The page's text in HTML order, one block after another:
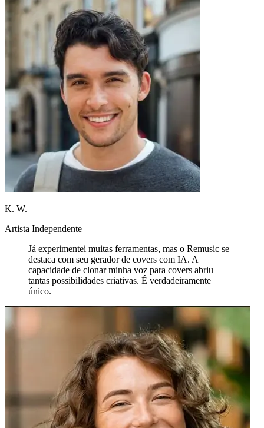
K. W.
Artista Independente
Já experimentei muitas ferramentas, mas o Remusic se
destaca com seu gerador de covers com IA. A
capacidade de clonar minha voz para covers abriu
tantas possibilidades criativas. É verdadeiramente
único.